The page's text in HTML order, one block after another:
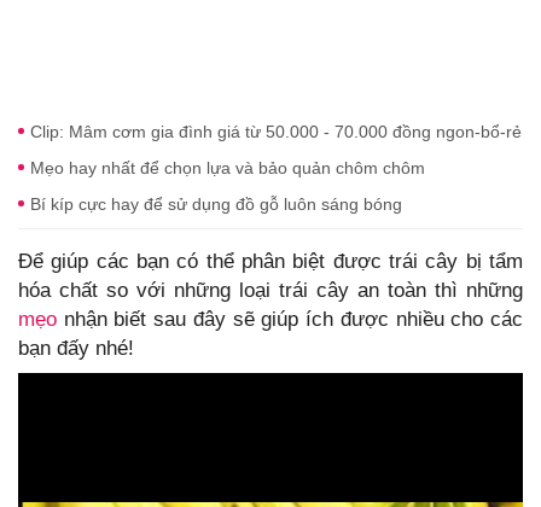
Clip: Mâm cơm gia đình giá từ 50.000 - 70.000 đồng ngon-bổ-rẻ
Mẹo hay nhất để chọn lựa và bảo quản chôm chôm
Bí kíp cực hay để sử dụng đồ gỗ luôn sáng bóng
Để giúp các bạn có thể phân biệt được trái cây bị tẩm
hóa chất so với những loại trái cây an toàn thì những
mẹo nhận biết sau đây sẽ giúp ích được nhiều cho các
bạn đấy nhé!